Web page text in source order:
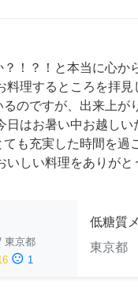
！？！と本当に心か
料理するところを拝見
のですが、出来上が
日はお暑い中お越し
も充実した時間を過
いしい料理をありがと
東京都
sentiment_dissatisfied 1
低糖質
東京都